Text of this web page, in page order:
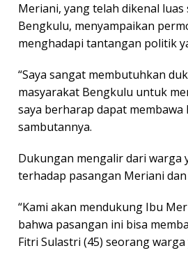
Meriani, yang telah dikenal
Bengkulu, menyampaikan
menghadapi tantangan politik
“Saya sangat membutuhkan
masyarakat Bengkulu untuk
saya berharap dapat
sambutannya.
Dukungan mengalir dari warga
terhadap pasangan Meriani dan
“Kami akan mendukung Ibu
bahwa pasangan ini bisa
Fitri Sulastri (45) seorang